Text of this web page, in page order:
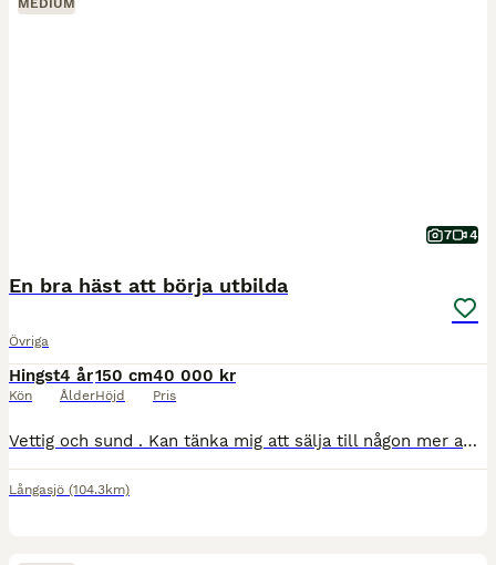
MEDIUM
7 4
En bra häst att börja utbilda
Övriga
Hingst
Kön
4 år
Ålder
150 cm
Höjd
40 000 kr
Pris
Vettig och sund . Kan tänka mig att sälja till någon mer ambitiös då jag inte får tummarna loss till att jobba honom . Häst känsla krävs. Mkh är satt att jag tror han gått över ponnymåttet . Mamman
Långasjö (104.3km)